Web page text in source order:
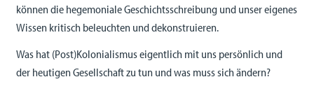
können die hegemoniale Geschichtsschreibung und unser eigenes
Wissen kritisch beleuchten und dekonstruieren.
Was hat (Post)Kolonialismus eigentlich mit uns persönlich und
der heutigen Gesellschaft zu tun und was muss sich ändern?